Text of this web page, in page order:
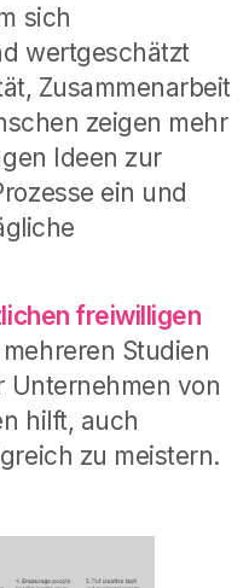
sich
wertgeschätzt
Zusammenarbeit
zeigen mehr
Ideen zur
ein und
freiwilligen
Studien
Unternehmen von
hilft, auch
zu meistern.